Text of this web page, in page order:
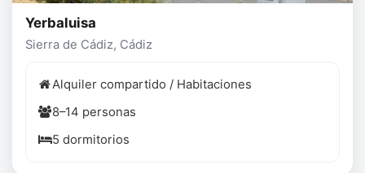
Yerbaluisa
Sierra de Cádiz, Cádiz
Alquiler compartido / Habitaciones
8–14 personas
5 dormitorios